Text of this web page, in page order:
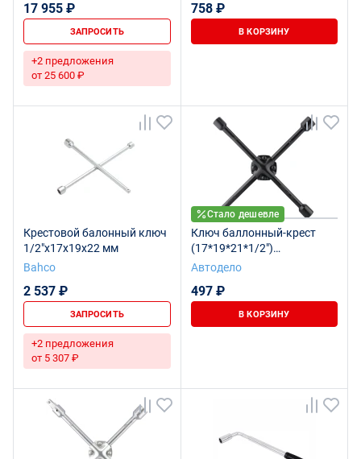
17 955 ₽
ЗАПРОСИТЬ
+2 предложения
от 25 600 ₽
758 ₽
В КОРЗИНУ
Крестовой балонный ключ
1/2"х17х19х22 мм
Bahco
2 537 ₽
ЗАПРОСИТЬ
+2 предложения
от 5 307 ₽
Стало дешевле
Ключ баллонный-крест
(17*19*21*1/2")
(черн.лак,усиленный)
Автодело
497 ₽
В КОРЗИНУ